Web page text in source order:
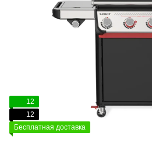
12
12
Бесплатная доставка